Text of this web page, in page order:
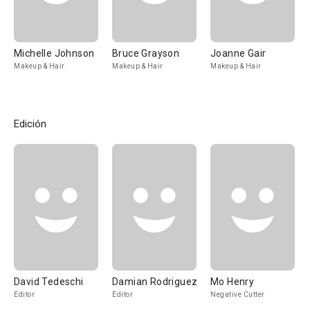
Michelle Johnson
Makeup & Hair
Bruce Grayson
Makeup & Hair
Joanne Gair
Makeup & Hair
Edición
David Tedeschi
Editor
Damian Rodriguez
Editor
Mo Henry
Negative Cutter